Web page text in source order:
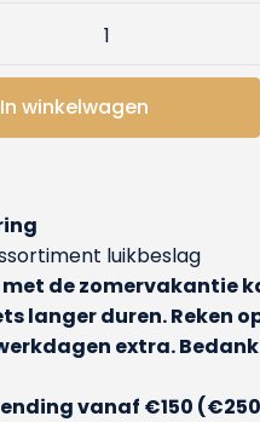
In winkelwagen
luikbeslag
de zomervakantie
langer duren. Reken
extra.
vanaf €150 (€250